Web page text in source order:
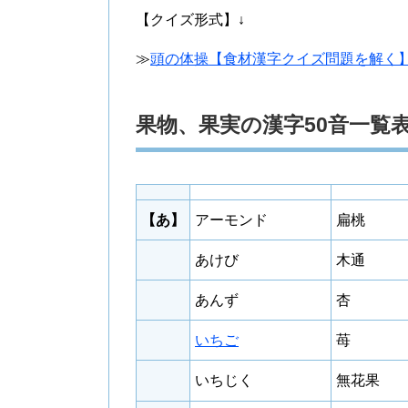
【クイズ形式】 ↓
≫頭の体操【食材漢字クイズ問題を解く
果物、果実の漢字50音一覧
【あ】 アーモンド 扁桃
あけび 木通
あんず 杏
いちご 苺
いちじく 無花果